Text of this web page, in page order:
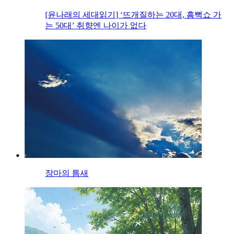
[윤나래의 세대읽기] ‘뜨개질하는 20대, 흠뻑쇼 가
는 50대’ 취향엔 나이가 없다
장마의 틈새